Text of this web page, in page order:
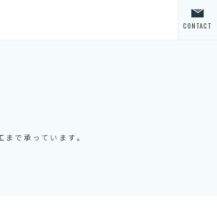
CONTACT
で承っています。